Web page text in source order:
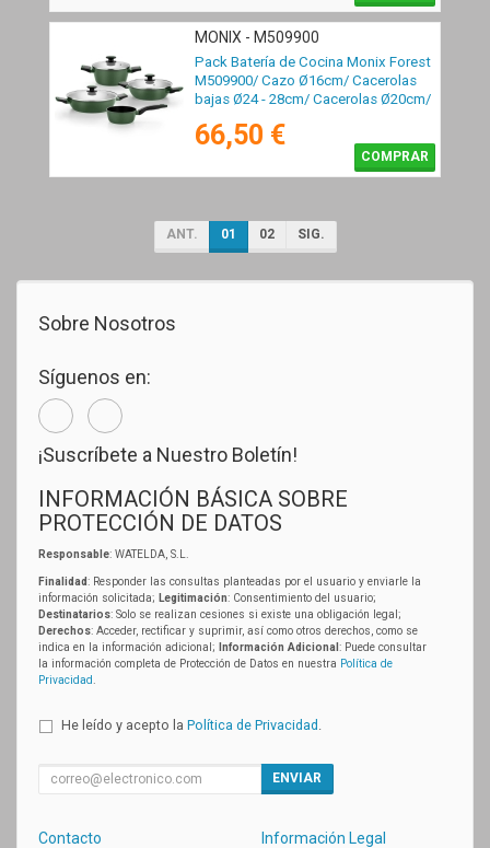
MONIX - M509900
Pack Batería de Cocina Monix Forest
M509900/ Cazo Ø16cm/ Cacerolas
bajas Ø24 - 28cm/ Cacerolas Ø20cm/
Inducción
66,50 €
COMPRAR
ANT. 01 02 SIG.
Sobre Nosotros
Síguenos en:
¡Suscríbete a Nuestro Boletín!
INFORMACIÓN BÁSICA SOBRE
PROTECCIÓN DE DATOS
Responsable: WATELDA, S.L.
Finalidad: Responder las consultas planteadas por el usuario y enviarle la
información solicitada; Legitimación: Consentimiento del usuario;
Destinatarios: Solo se realizan cesiones si existe una obligación legal;
Derechos: Acceder, rectificar y suprimir, así como otros derechos, como se
indica en la información adicional;
Información Adicional : Puede consultar
la información completa de Protección de Datos en nuestra Política de
Privacidad
He leído y acepto la Política de Privacidad
ENVIAR
Contacto
Información Legal